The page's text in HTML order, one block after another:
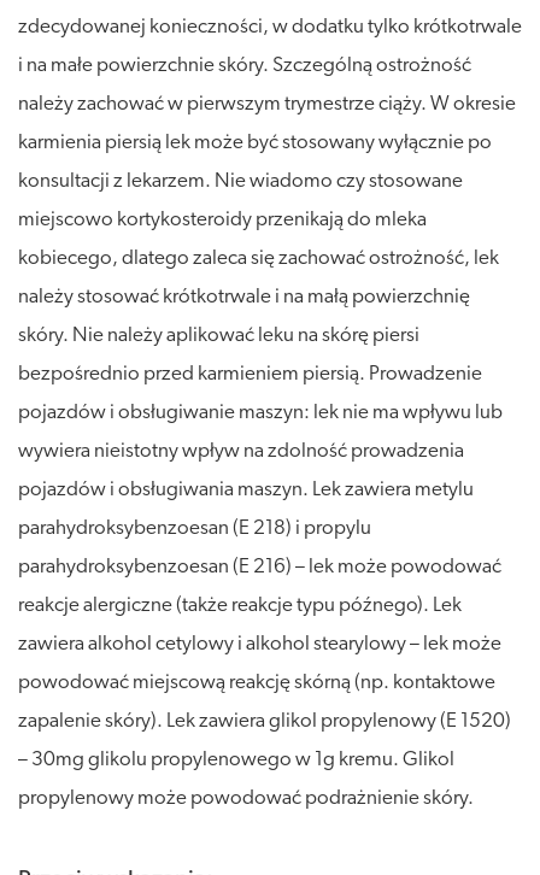
zdecydowanej konieczności, w dodatku tylko krótkotrwale
i na małe powierzchnie skóry. Szczególną ostrożność
należy zachować w pierwszym trymestrze ciąży. W okresie
karmienia piersią lek może być stosowany wyłącznie po
konsultacji z lekarzem. Nie wiadomo czy stosowane
miejscowo kortykosteroidy przenikają do mleka
kobiecego, dlatego zaleca się zachować ostrożność, lek
należy stosować krótkotrwale i na małą powierzchnię
skóry. Nie należy aplikować leku na skórę piersi
bezpośrednio przed karmieniem piersią. Prowadzenie
pojazdów i obsługiwanie maszyn: lek nie ma wpływu lub
wywiera nieistotny wpływ na zdolność prowadzenia
pojazdów i obsługiwania maszyn. Lek zawiera metylu
parahydroksybenzoesan (E 218) i propylu
parahydroksybenzoesan (E 216) – lek może powodować
reakcje alergiczne (także reakcje typu późnego). Lek
zawiera alkohol cetylowy i alkohol stearylowy – lek może
powodować miejscową reakcję skórną (np. kontaktowe
zapalenie skóry). Lek zawiera glikol propylenowy (E 1520)
– 30mg glikolu propylenowego w 1g kremu. Glikol
propylenowy może powodować podrażnienie skóry.